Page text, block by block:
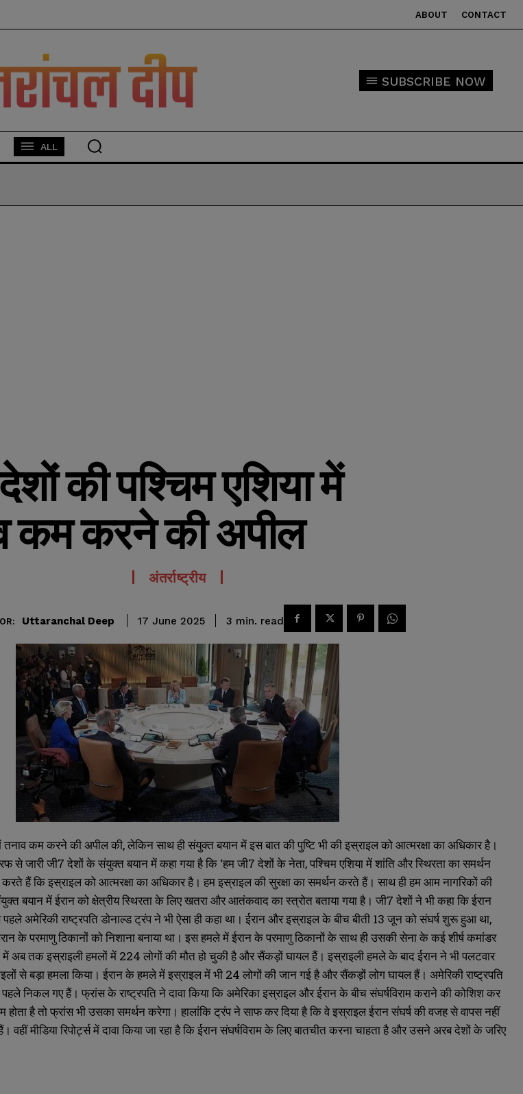
ABOUT CONTACT
SUBSCRIBE NOW
ALL
की पश्चिम एशिया में
कम करने की अपील
अंतर्राष्ट्रीय
Uttaranchal Deep 17 June 2025 3 min. read
कम करने की अपील की, लेकिन साथ ही संयुक्त बयान में इस बात की पुष्टि भी की इस्राइल को आत्मरक्षा का अधिकार है।
से जारी जी7 देशों के संयुक्त बयान में कहा गया है कि ‘हम जी7 देशों के नेता, पश्चिम एशिया में शांति और स्थिरता का समर्थन
हैं कि इस्राइल को आत्मरक्षा का अधिकार है। हम इस्राइल की सुरक्षा का समर्थन करते हैं। साथ ही हम आम नागरिकों की
बयान में ईरान को क्षेत्रीय स्थिरता के लिए खतरा और आतंकवाद का स्त्रोत बताया गया है। जी7 देशों ने भी कहा कि ईरान
अमेरिकी राष्ट्रपति डोनाल्ड ट्रंप ने भी ऐसा ही कहा था। ईरान और इस्राइल के बीच बीती 13 जून को संघर्ष शुरू हुआ था,
के परमाणु ठिकानों को निशाना बनाया था। इस हमले में ईरान के परमाणु ठिकानों के साथ ही उसकी सेना के कई शीर्ष कमांडर
में अब तक इस्राइली हमलों में 224 लोगों की मौत हो चुकी है और सैंकड़ों घायल हैं। इस्राइली हमले के बाद ईरान ने भी पलटवार
से बड़ा हमला किया। ईरान के हमले में इस्राइल में भी 24 लोगों की जान गई है और सैंकड़ों लोग घायल हैं। अमेरिकी राष्ट्रपति
निकल गए हैं। फ्रांस के राष्ट्रपति ने दावा किया कि अमेरिका इस्राइल और ईरान के बीच संघर्षविराम कराने की कोशिश कर
होता है तो फ्रांस भी उसका समर्थन करेगा। हालांकि ट्रंप ने साफ कर दिया है कि वे इस्राइल ईरान संघर्ष की वजह से वापस नहीं
मीडिया रिपोर्ट्स में दावा किया जा रहा है कि ईरान संघर्षविराम के लिए बातचीत करना चाहता है और उसने अरब देशों के जरिए